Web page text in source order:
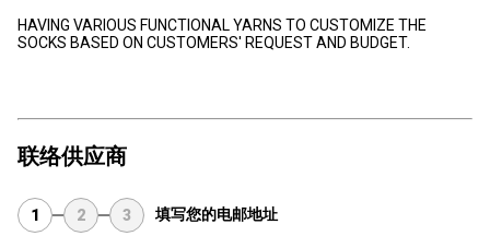
HAVING VARIOUS FUNCTIONAL YARNS TO CUSTOMIZE THE
SOCKS BASED ON CUSTOMERS' REQUEST AND BUDGET.
联络供应商
1 2 3 填写您的电邮地址